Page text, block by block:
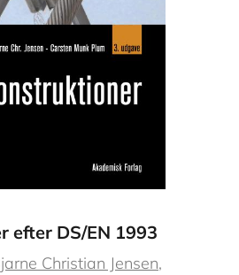
efter DS/EN 1993
Christian Jensen